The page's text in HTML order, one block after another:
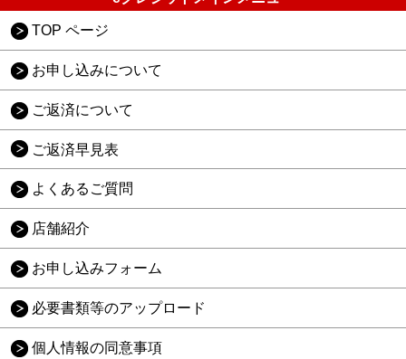
TOP ページ
お申し込みについて
ご返済について
ご返済早見表
よくあるご質問
店舗紹介
お申し込みフォーム
必要書類等のアップロード
個人情報の同意事項